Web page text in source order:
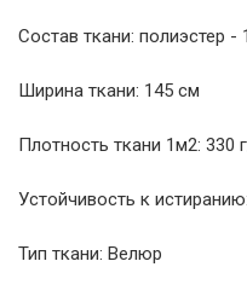
Состав ткани: полиэстер -
Ширина ткани: 145 см
Плотность ткани 1м2: 330
Устойчивость к
Тип ткани: Велюр